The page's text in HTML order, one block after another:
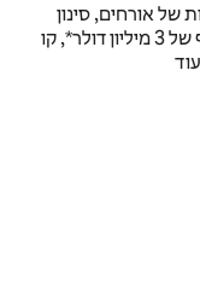
של אורחים, סינון
הזמנות, הגנת מארחים מפני נזקים בהיקף של 3 מיליון דולר*, קו